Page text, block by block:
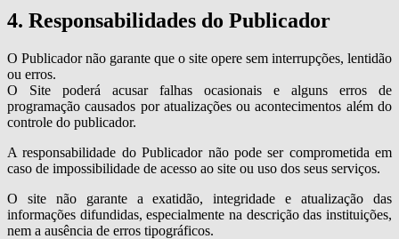
4. Responsabilidades do Publicador
O Publicador não garante que o site opere sem interrupções, lentidão
ou erros.
O Site poderá acusar falhas ocasionais e alguns erros de
programação causados por atualizações ou acontecimentos além do
controle do publicador.
A responsabilidade do Publicador não pode ser comprometida em
caso de impossibilidade de acesso ao site ou uso dos seus serviços.
O site não garante a exatidão, integridade e atualização das
informações difundidas, especialmente na descrição das instituições,
nem a ausência de erros tipográficos.